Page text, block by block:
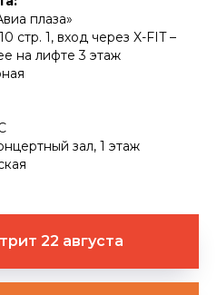
плаза»
стр. 1, вход через X-FIT –
на лифте 3 этаж
зал, 1 этаж
22 августа